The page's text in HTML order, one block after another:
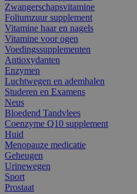
Zwangerschapsvitamine
Foliumzuur supplement
Vitamine haar en nagels
Vitamine voor ogen
Voedingssupplementen
Antioxydanten
Enzymen
Luchtwegen en ademhalen
Studeren en Examens
Neus
Bloedend Tandvlees
Coenzyme Q10 supplement
Huid
Menopauze medicatie
Geheugen
Urinewegen
Sport
Prostaat